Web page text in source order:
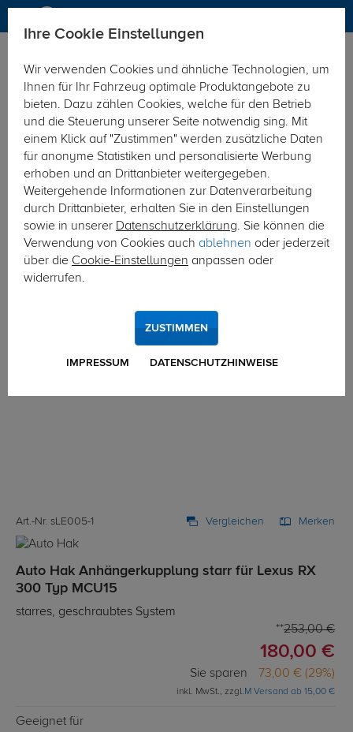
Hier geht's zur Fahrzeugübersicht: Lexus RX 300
Art.-Nr. sLE005-1 Vergleichen Merken
Auto Hak Anhängerkupplung starr für Lexus RX
300 Typ MCU15
starres, geschraubtes System
253,00 €
180,00 €
Sie sparen 73,00 € (29%)
inkl. MwSt., zzgl.M Versand ab 15,00 €
Geeignet für
Ihre Cookie Einstellungen
Wir verwenden Cookies und ähnliche Technologien, um
Ihnen für Ihr Fahrzeug optimale Produktangebote zu
bieten. Dazu zählen Cookies, welche für den Betrieb
und die Steuerung unserer Seite notwendig sing. Mit
einem Klick auf "Zustimmen" werden zusätzliche Daten
für anonyme Statistiken und personalisierte Werbung
erhoben und an Drittanbieter weitergegeben.
Weitergehende Informationen zur Datenverarbeitung
durch Drittanbieter, erhalten Sie in den Einstellungen
sowie in unserer Datenschutzerklärung. Sie können die
Verwendung von Cookies auch ablehnen oder jederzeit
über die Cookie-Einstellungen anpassen oder
widerrufen.
IMPRESSUM DATENSCHUTZHINWEISE
ZUSTIMMEN